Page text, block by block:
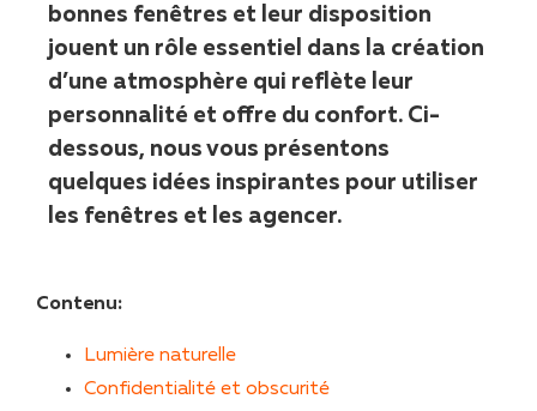
bonnes fenêtres et leur disposition
jouent un rôle essentiel dans la création
d’une atmosphère qui reflète leur
personnalité et offre du confort. Ci-
dessous, nous vous présentons
quelques idées inspirantes pour utiliser
les fenêtres et les agencer.
Contenu:
Lumière naturelle
Confidentialité et obscurité